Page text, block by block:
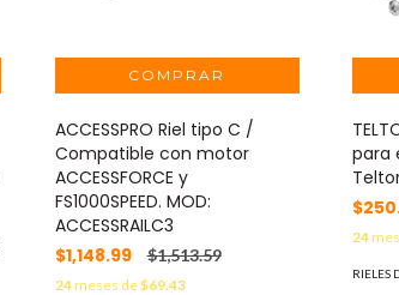
ACCESSPRO Riel tipo C /
Compatible con motor
ACCESSFORCE y
FS1000SPEED. MOD:
ACCESSRAILC3
$1,148.99
$1,513.59
24meses de$69.43
para
24
RIELES